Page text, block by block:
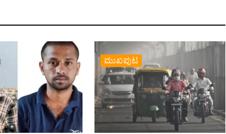
ಮುಖಪುಟ